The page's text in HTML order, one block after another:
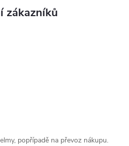
zákazníků
popřípadě na převoz nákupu.